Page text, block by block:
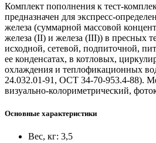
Комплект пополнения к тест-
предназначен для экспресс-
железа (суммарной массовой
железа (II) и железа (III)) в пресных
исходной, сетевой, подпиточной,
ее конденсатах, в котловых,
охлаждения и теплофикационных
24.032.01-91, ОСТ 34-70-953.4-88).
визуально-колориметрический,
Основные характеристики
Вес, кг: 3,5